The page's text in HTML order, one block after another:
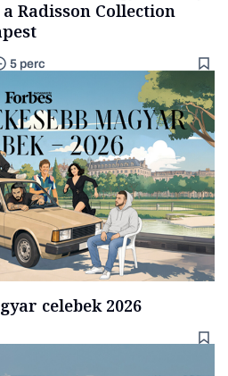
Radisson Collection
5 perc
celebek 2026